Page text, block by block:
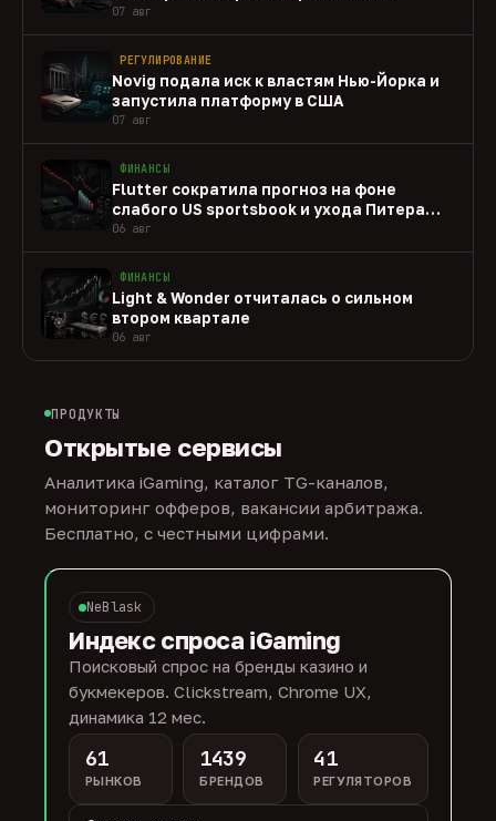
07 авг
РЕГУЛИРОВАНИЕ
Novig подала иск к властям Нью-Йорка и
запустила платформу в США
07 авг
ФИНАНСЫ
Flutter сократила прогноз на фоне
слабого US sportsbook и ухода Питера
Джексона
06 авг
ФИНАНСЫ
Light & Wonder отчиталась о сильном
втором квартале
06 авг
ПРОДУКТЫ
Открытые сервисы
Аналитика iGaming, каталог TG-каналов,
мониторинг офферов, вакансии арбитража.
Бесплатно, с честными цифрами.
NeBlask
Индекс спроса iGaming
Поисковый спрос на бренды казино и
букмекеров. Clickstream, Chrome UX,
динамика 12 мес.
61
РЫНКОВ
1439
БРЕНДОВ
41
РЕГУЛЯТОРОВ